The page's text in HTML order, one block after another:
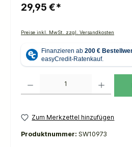
29,95 €*
Preise inkl. MwSt. zzgl. Versandkosten
Zum Merkzettel hinzufügen
Produktnummer: SW10973